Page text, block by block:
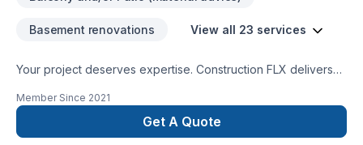
Basement renovations View all 23 services
Your project deserves expertise. Construction FLX delivers
windows, Fence, Flooring, Formwork, Gutters, Gypsum,
Roofing, Siding, Window well, Wooden balcony services
across Lanaudière,Laurentides,Laval,Montreal,Outaouais.
Member Since 2021
Get A Quote